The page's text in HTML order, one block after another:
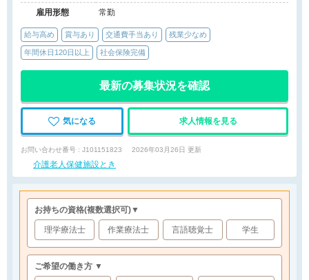
雇用形態
常勤
給与高め 賞与あり 交通費手当あり 残業少なめ
年間休日120日以上 社会保険完備
最新の募集状況を確認
気になる 求人情報を見る
お問い合わせ番号 : J101151823 2026年03月26日 更新
介護老人保健施設とき
お持ちの資格(複数選択可)▼
理学療法士 作業療法士 言語聴覚士 学生
ご希望の働き方 ▼